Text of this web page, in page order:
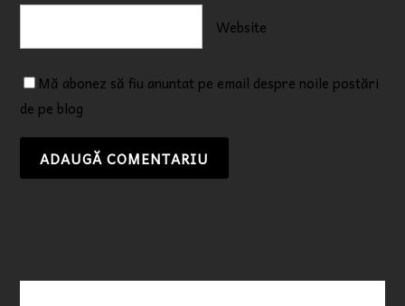
Website
Mă abonez să fiu anuntat pe email despre noile postări
de pe blog